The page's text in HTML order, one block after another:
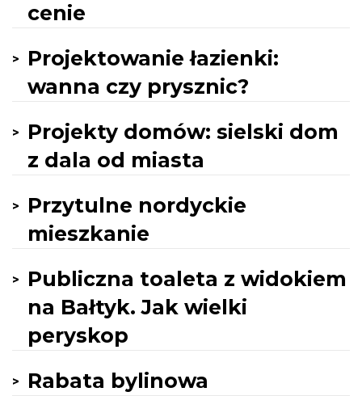
cenie
Projektowanie łazienki:
wanna czy prysznic?
Projekty domów: sielski dom
z dala od miasta
Przytulne nordyckie
mieszkanie
Publiczna toaleta z widokiem
na Bałtyk. Jak wielki
peryskop
Rabata bylinowa